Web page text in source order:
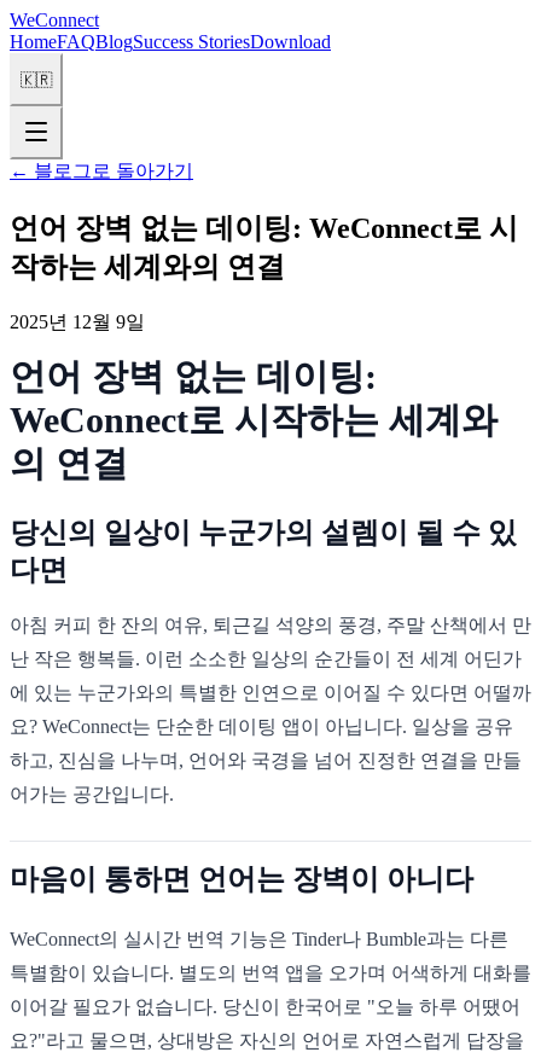
WeConnect
HomeFAQBlogSuccess StoriesDownload
🇰🇷
← 블로그로 돌아가기
언어 장벽 없는 데이팅: WeConnect로 시
작하는 세계와의 연결
2025년 12월 9일
언어 장벽 없는 데이팅:
WeConnect로 시작하는 세계와
의 연결
당신의 일상이 누군가의 설렘이 될 수 있
다면
아침 커피 한 잔의 여유, 퇴근길 석양의 풍경, 주말 산책에서 만
난 작은 행복들. 이런 소소한 일상의 순간들이 전 세계 어딘가
에 있는 누군가와의 특별한 인연으로 이어질 수 있다면 어떨까
요? WeConnect는 단순한 데이팅 앱이 아닙니다. 일상을 공유
하고, 진심을 나누며, 언어와 국경을 넘어 진정한 연결을 만들
어가는 공간입니다.
마음이 통하면 언어는 장벽이 아니다
WeConnect의 실시간 번역 기능은 Tinder나 Bumble과는 다른
특별함이 있습니다. 별도의 번역 앱을 오가며 어색하게 대화를
이어갈 필요가 없습니다. 당신이 한국어로 "오늘 하루 어땠어
요?"라고 물으면, 상대방은 자신의 언어로 자연스럽게 답장을